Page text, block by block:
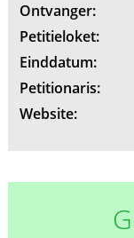
Ontvanger:
Petitieloket:
Einddatum:
Petitionaris:
Website: